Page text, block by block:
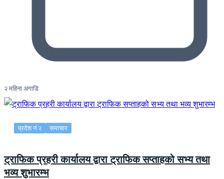
२ महिना अगाडि
प्रदेश नं २ समाचार
ट्राफिक प्रहरी कार्यालय द्वारा ट्राफिक सप्ताहको सभ्य तथा
भव्य शुभारम्भ